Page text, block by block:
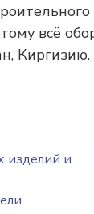
всё
Киргизию.
изделий и